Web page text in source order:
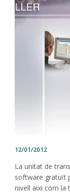
12/01/2012
La unitat de
software gratuït
nivell aixi com la